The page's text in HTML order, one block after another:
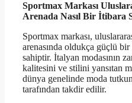
Sportmax Markası
Arenada Nasıl Bir İtibara
Sportmax markası,
arenasında oldukça güçlü
sahiptir. İtalyan modasının
kalitesini ve stilini yansıtan
dünya genelinde moda
tarafından takdir edilir.